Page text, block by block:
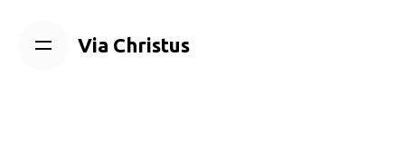
content
Via Christus